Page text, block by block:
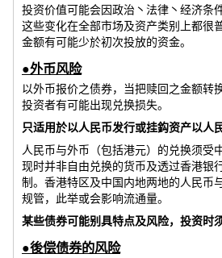
投资价值可能会因政治丶法律丶经济条
这些变化在全部市场及资产类别上都很
金额有可能少於初次投放的资金。
●外币风险
以外币报价之债券，当把赎回之金额转
投资者有可能出现兑换损失。
只适用於以人民币发行或挂鈎资产以人
人民币与外币（包括港元）的兑换须受
现时并非自由兑换的货币及透过香港银
制。香港特区及中国内地两地的人民币
规管，此举或会影响流通量。
某些债券可能别具特点及风险，投资时
●後偿债券的风险